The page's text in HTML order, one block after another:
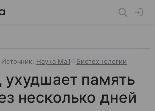
Источник: Наука Mail Биотехнологии
память
несколько дней